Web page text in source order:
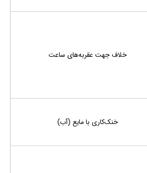
خلاف جهت عقربه‌های ساعت
خنک‌کاری با مایع (آب)